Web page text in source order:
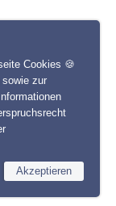
Cookies 🍪
zur
Akzeptieren